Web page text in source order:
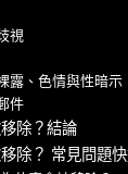
視
露、色情與性暗示
件
除？結論
除？ 常見問題